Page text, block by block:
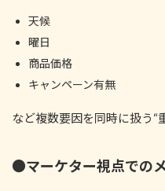
天候
曜日
商品価格
キャンペーン有無
など複数要因を同時に扱う“
●マーケター視点での